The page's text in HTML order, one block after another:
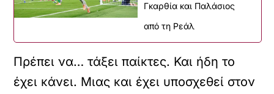
Γκαρθία και Παλάσιος
από τη Ρεάλ
Πρέπει να… τάξει παίκτες. Και ήδη το
έχει κάνει. Μιας και έχει υποσχεθεί στον